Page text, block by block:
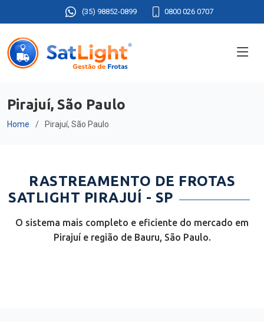
(35) 98852-0899 0800 026 0707
Pirajuí, São Paulo
Home Pirajuí, São Paulo
RASTREAMENTO DE FROTAS
SATLIGHT PIRAJUÍ - SP
O sistema mais completo e eficiente do mercado em
Pirajuí e região de Bauru, São Paulo.